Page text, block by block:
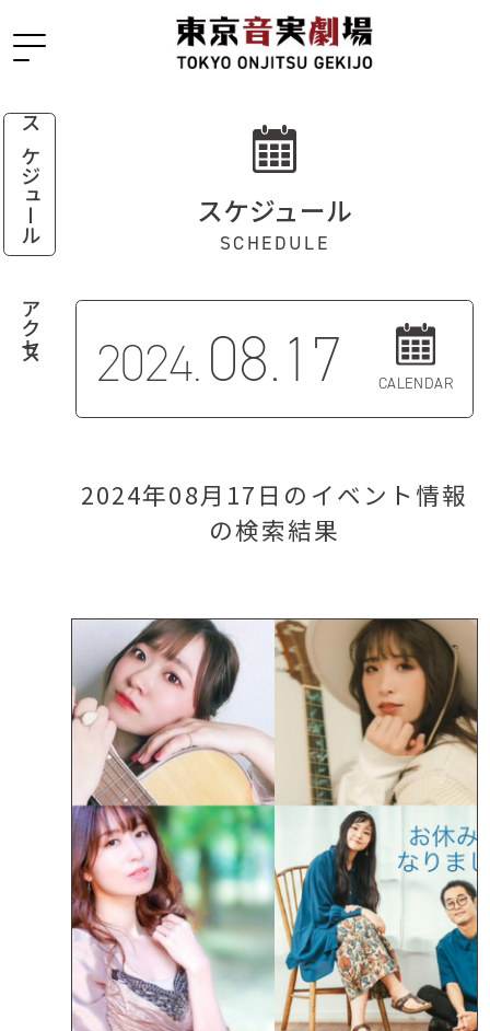
スケジュール
アクセス
スケジュール
SCHEDULE
2024.08.17 CALENDAR
2024年08月17日のイベント情報
の検索結果